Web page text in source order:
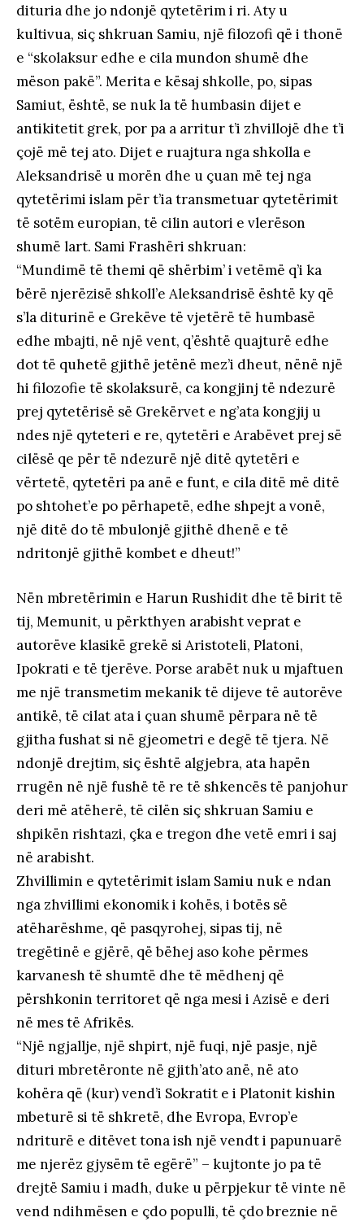
dituria dhe jo ndonjë qytetërim i ri. Aty u
kultivua, siç shkruan Samiu, një filozofi që i thonë
e “skolaksur edhe e cila mundon shumë dhe
mëson pakë”. Merita e kësaj shkolle, po, sipas
Samiut, është, se nuk la të humbasin dijet e
antikitetit grek, por pa a arritur t’i zhvillojë dhe t’i
çojë më tej ato. Dijet e ruajtura nga shkolla e
Aleksandrisë u morën dhe u çuan më tej nga
qytetërimi islam për t’ia transmetuar qytetërimit
të sotëm europian, të cilin autori e vlerëson
shumë lart. Sami Frashëri shkruan:
“Mundimë të themi që shërbim’ i vetëmë q’i ka
bërë njerëzisë shkoll’e Aleksandrisë është ky që
s’la diturinë e Grekëve të vjetërë të humbasë
edhe mbajti, në një vent, q’është quajturë edhe
dot të quhetë gjithë jetënë mez’i dheut, nënë një
hi filozofie të skolaksurë, ca kongjinj të ndezurë
prej qytetërisë së Grekërvet e ng’ata kongjij u
ndes një qyteteri e re, qytetëri e Arabëvet prej së
cilësë qe për të ndezurë një ditë qytetëri e
vërtetë, qytetëri pa anë e funt, e cila ditë më ditë
po shtohet’e po përhapetë, edhe shpejt a vonë,
një ditë do të mbulonjë gjithë dhenë e të
ndritonjë gjithë kombet e dheut!”
Nën mbretërimin e Harun Rushidit dhe të birit të
tij, Memunit, u përkthyen arabisht veprat e
autorëve klasikë grekë si Aristoteli, Platoni,
Ipokrati e të tjerëve. Porse arabët nuk u mjaftuen
me një transmetim mekanik të dijeve të autorëve
antikë, të cilat ata i çuan shumë përpara në të
gjitha fushat si në gjeometri e degë të tjera. Në
ndonjë drejtim, siç është algjebra, ata hapën
rrugën në një fushë të re të shkencës të panjohur
deri më atëherë, të cilën siç shkruan Samiu e
shpikën rishtazi, çka e tregon dhe vetë emri i saj
në arabisht.
Zhvillimin e qytetërimit islam Samiu nuk e ndan
nga zhvillimi ekonomik i kohës, i botës së
atëharëshme, që pasqyrohej, sipas tij, në
tregëtinë e gjërë, që bëhej aso kohe përmes
karvanesh të shumtë dhe të mëdhenj që
përshkonin territoret që nga mesi i Azisë e deri
në mes të Afrikës.
“Një ngjallje, një shpirt, një fuqi, një pasje, një
dituri mbretëronte në gjith’ato anë, në ato
kohëra që (kur) vend’i Sokratit e i Platonit kishin
mbeturë si të shkretë, dhe Evropa, Evrop’e
ndriturë e ditëvet tona ish një vendt i papunuarë
me njerëz gjysëm të egërë” – kujtonte jo pa të
drejtë Samiu i madh, duke u përpjekur të vinte në
vend ndihmësen e çdo populli, të çdo breznie në